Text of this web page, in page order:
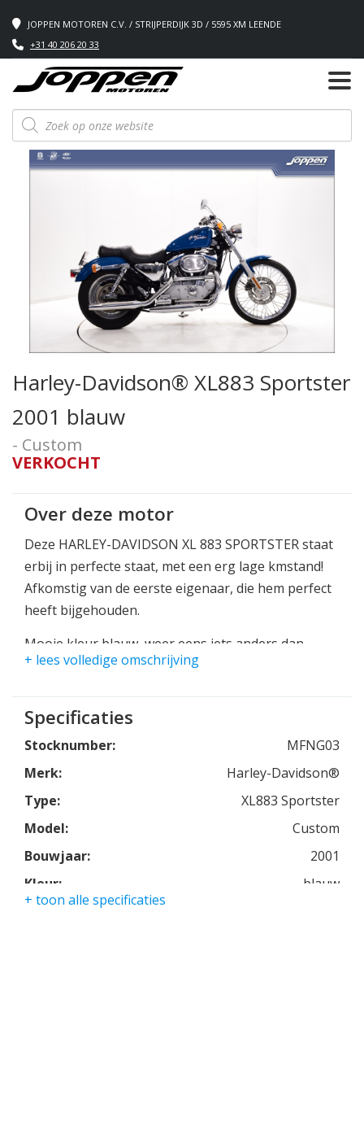
JOPPEN MOTOREN C.V. / STRIJPERDIJK 3D / 5595 XM LEENDE
+31 40 206 20 33
Producten
zoeken
Harley-Davidson® XL883 Sportster
2001 blauw
- Custom
VERKOCHT
Over deze motor
Deze HARLEY-DAVIDSON XL 883 SPORTSTER staat
erbij in perfecte staat, met een erg lage kmstand!
Afkomstig van de eerste eigenaar, die hem perfect
heeft bijgehouden.
Mooie kleur blauw, weer eens iets anders dan
zwart.
uit.
Al met al een zeer nette originele Harley 883!
+ lees volledige omschrijving
Specificaties
Stocknumber:
MFNG03
Merk:
Harley-Davidson®
Type:
XL883 Sportster
Model:
Custom
Bouwjaar:
2001
Kleur:
blauw
+ toon alle specificaties